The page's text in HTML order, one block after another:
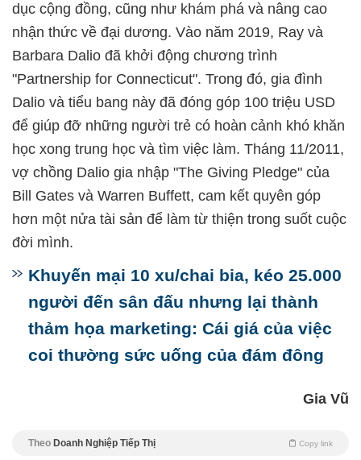
dục cộng đồng, cũng như khám phá và nâng cao
nhận thức về đại dương. Vào năm 2019, Ray và
Barbara Dalio đã khởi động chương trình
"Partnership for Connecticut". Trong đó, gia đình
Dalio và tiểu bang này đã đóng góp 100 triệu USD
để giúp đỡ những người trẻ có hoàn cảnh khó khăn
học xong trung học và tìm việc làm. Tháng 11/2011,
vợ chồng Dalio gia nhập "The Giving Pledge" của
Bill Gates và Warren Buffett, cam kết quyên góp
hơn một nửa tài sản để làm từ thiện trong suốt cuộc
đời mình.
Khuyến mại 10 xu/chai bia, kéo 25.000
người đến sân đấu nhưng lại thành
thảm họa marketing: Cái giá của việc
coi thường sức uống của đám đông
Gia Vũ
Theo Doanh Nghiệp Tiếp Thị Copy link